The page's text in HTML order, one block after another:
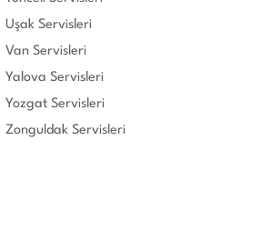
Uşak Servisleri
Van Servisleri
Yalova Servisleri
Yozgat Servisleri
Zonguldak Servisleri